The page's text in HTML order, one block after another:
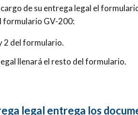
de su entrega legal el
formulario GV-200:
2 del formulario.
llenará el resto del formulario.
legal entrega los